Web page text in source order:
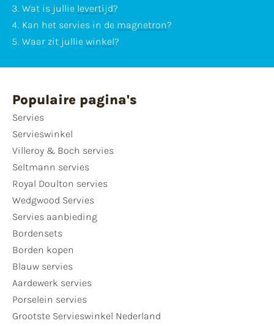
Wat is jullie levertijd?
Kan het servies in de magnetron?
Waar zit jullie winkel?
Populaire pagina's
Servies
Servieswinkel
Villeroy & Boch servies
Seltmann servies
Royal Doulton servies
Wedgwood Servies
Servies aanbieding
Bordensets
Borden kopen
Blauw servies
Aardewerk servies
Porselein servies
Grootste Servieswinkel Nederland